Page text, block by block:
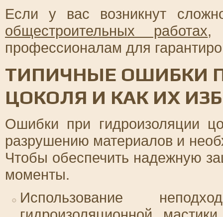
Если у вас возникнут
общестроительных работах,
профессионалам для
ТИПИЧНЫЕ ОШИБКИ
ЦОКОЛЯ И КАК ИХ
Ошибки при гидроизоляции
разрушению материалов и
Чтобы обеспечить надежную
моменты.
Использование